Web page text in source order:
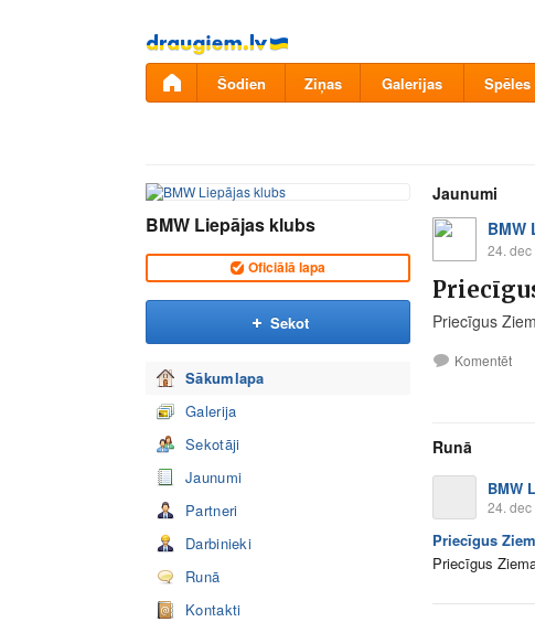
Pāriet
uz
saturu
Šodien Ziņas Galerijas Spēles
BMW Liepājas klubs
Oficiālā lapa
Sekot
Sākumlapa
Galerija
Sekotāji
Jaunumi
Partneri
Darbinieki
Runā
Kontakti
Jaunumi
BMW
24.
Priecīgus
Komentēt
Runā
BMW
24.
Priecīgus
Priecīgus